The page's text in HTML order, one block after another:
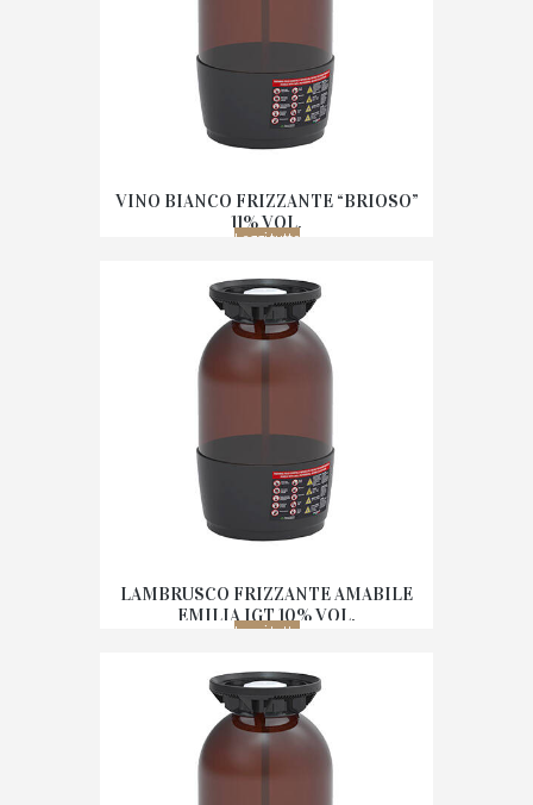
VINO BIANCO FRIZZANTE “BRIOSO”
11% VOL.
Leggi tutto
LAMBRUSCO FRIZZANTE AMABILE
EMILIA IGT 10% VOL.
Leggi tutto